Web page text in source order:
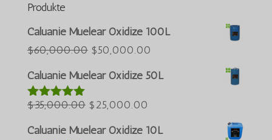
Produkte
Caluanie Muelear Oxidize 100L
$60,000.00 Der
ursprüngliche
war:
$60,000.00.
$50,000.00
Caluanie Muelear Oxidize 50L
Bewertet
von 5
$35,000.00 Der
ursprüngliche
$25,000.00
Caluanie Muelear Oxidize 10LBahasa Melayu
Português do Brasil